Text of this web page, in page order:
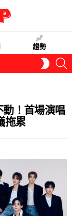
趨勢
SKIN
！首場演唱
拖累